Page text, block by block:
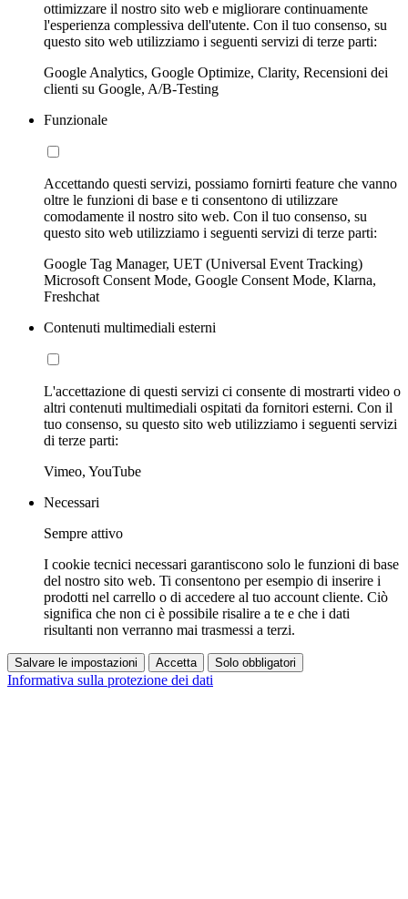
ottimizzare il nostro sito web e migliorare continuamente
l'esperienza complessiva dell'utente. Con il tuo consenso, su
questo sito web utilizziamo i seguenti servizi di terze parti:
Google Analytics, Google Optimize, Clarity, Recensioni dei
clienti su Google, A/B-Testing
Funzionale
Accettando questi servizi, possiamo fornirti feature che vanno
oltre le funzioni di base e ti consentono di utilizzare
comodamente il nostro sito web. Con il tuo consenso, su
questo sito web utilizziamo i seguenti servizi di terze parti:
Google Tag Manager, UET (Universal Event Tracking)
Microsoft Consent Mode, Google Consent Mode, Klarna,
Freshchat
Contenuti multimediali esterni
L'accettazione di questi servizi ci consente di mostrarti video o
altri contenuti multimediali ospitati da fornitori esterni. Con il
tuo consenso, su questo sito web utilizziamo i seguenti servizi
di terze parti:
Vimeo, YouTube
Necessari
Sempre attivo
I cookie tecnici necessari garantiscono solo le funzioni di base
del nostro sito web. Ti consentono per esempio di inserire i
prodotti nel carrello o di accedere al tuo account cliente. Ciò
significa che non ci è possibile risalire a te e che i dati
risultanti non verranno mai trasmessi a terzi.
Salvare le impostazioni Accetta Solo obbligatori
Informativa sulla protezione dei dati